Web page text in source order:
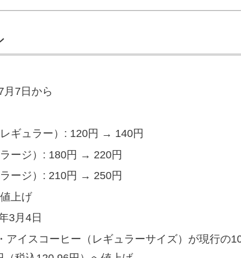
月7日から
ギュラー）: 120円 → 140円
ージ）: 180円 → 220円
ージ）: 210円 → 250円
上げ
3月4日
アイスコーヒー（レギュラーサイズ）が現行の